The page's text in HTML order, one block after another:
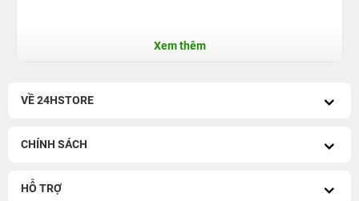
Xem thêm
VỀ 24HSTORE
CHÍNH SÁCH
HỖ TRỢ